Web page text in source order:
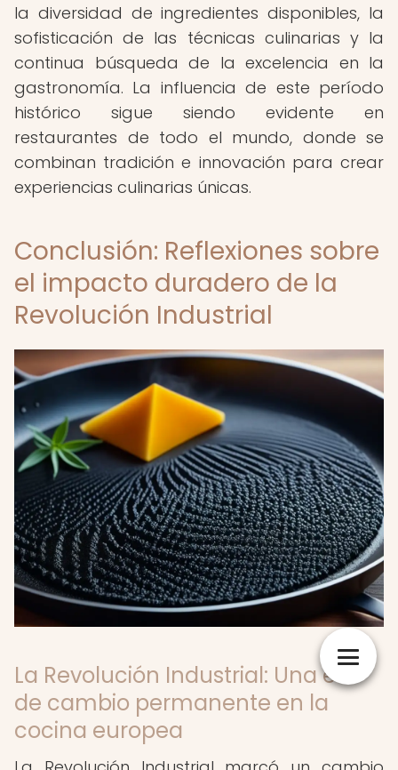
la diversidad de ingredientes disponibles, la
sofisticación de las técnicas culinarias y la
continua búsqueda de la excelencia en la
gastronomía. La influencia de este período
histórico sigue siendo evidente en
restaurantes de todo el mundo, donde se
combinan tradición e innovación para crear
experiencias culinarias únicas.
Conclusión: Reflexiones sobre
el impacto duradero de la
Revolución Industrial
La Revolución Industrial: Una era
de cambio permanente en la
cocina europea